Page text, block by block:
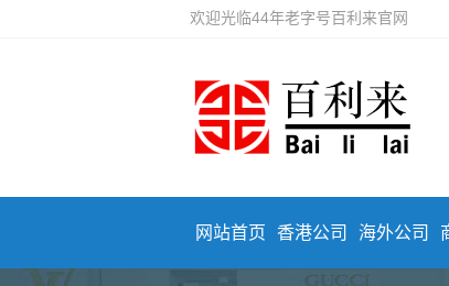
欢迎光临44年老字号百利来官网
网站首页 香港公司 海外公司